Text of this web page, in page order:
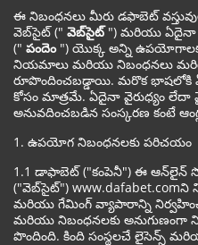
ఈ నిబంధనలు మీరు డఫాబెట్
వెబ్‌సైట్ (" వెబ్‌సైట్") మరియు ఏదైనా
(" పందెం ") యొక్క అన్ని
నియమాలు మరియు నిబంధనలు
రూపొందించబడ్డాయి. మరొక భాషలోకి
కోసం మాత్రమే. ఏదైనా వైరుధ్యం లేదా
అనువదించబడిన సంస్కరణ కంటే
1. ఉపయోగ నిబంధనలకు పరిచయం
1.1 డాఫాబెట్ ("కంపెనీ") ఈ ఆన్‌లైన్
("వెబ్‌సైట్") www.dafabet.comని
మరియు గేమింగ్ వ్యాపారాన్ని
మరియు నిబంధనలకు అనుగుణంగా
పొందింది. కింది సంస్థలచే లైసెన్స్